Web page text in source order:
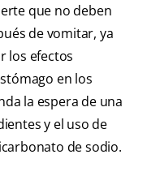
que no deben
de vomitar, ya
los efectos
en los
la espera de una
y el uso de
de sodio.